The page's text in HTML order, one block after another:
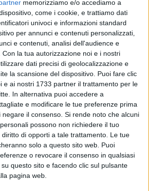
memorizziamo e/o accediamo a
come i cookie, e trattiamo dati
univoci e informazioni standard
per annunci e contenuti personalizzati,
e contenuti, analisi dell'audience e
Con la tua autorizzazione noi e i nostri
dati precisi di geolocalizzazione e
la scansione del dispositivo. Puoi fare clic
e ai nostri 1733 partner il trattamento per le
In alternativa puoi accedere a
e modificare le tue preferenze prima
il consenso. Si rende noto che alcuni
possono non richiedere il tuo
di opporti a tale trattamento. Le tue
solo a questo sito web. Puoi
o revocare il consenso in qualsiasi
questo sito e facendo clic sul pulsante
pagina web.
e pensieri in libertà.
se non un insieme di note? E che cos'è
mix di sensazioni, suoni,
salite e vorticose discese,
Affronta la vita così, attraverso
quotidianità, Raffaello Tullo, che
sulle pagine del nostro network
un esperimento di
tra sprazzi di nostalgia, ispirazione e
non è più il mio lido
a Milano Linate, ecco cosa
succedere